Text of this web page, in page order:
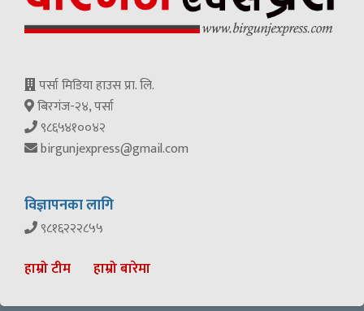
पर्सा मिडिया हाउस प्रा. लि.
बिरगंज-२४, पर्सा
९८६५४१००४२
birgunjexpress@gmail.com
विज्ञापनका लागि
९८१६२२२८५५
हाम्रो टीम हाम्रो बारेमा